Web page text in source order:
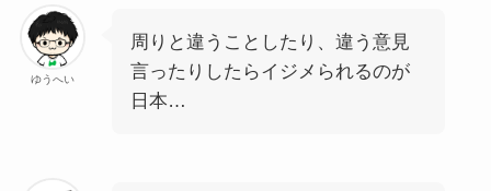
ゆうへい
周りと違うことしたり、違う意見
言ったりしたらイジメられるのが
日本…